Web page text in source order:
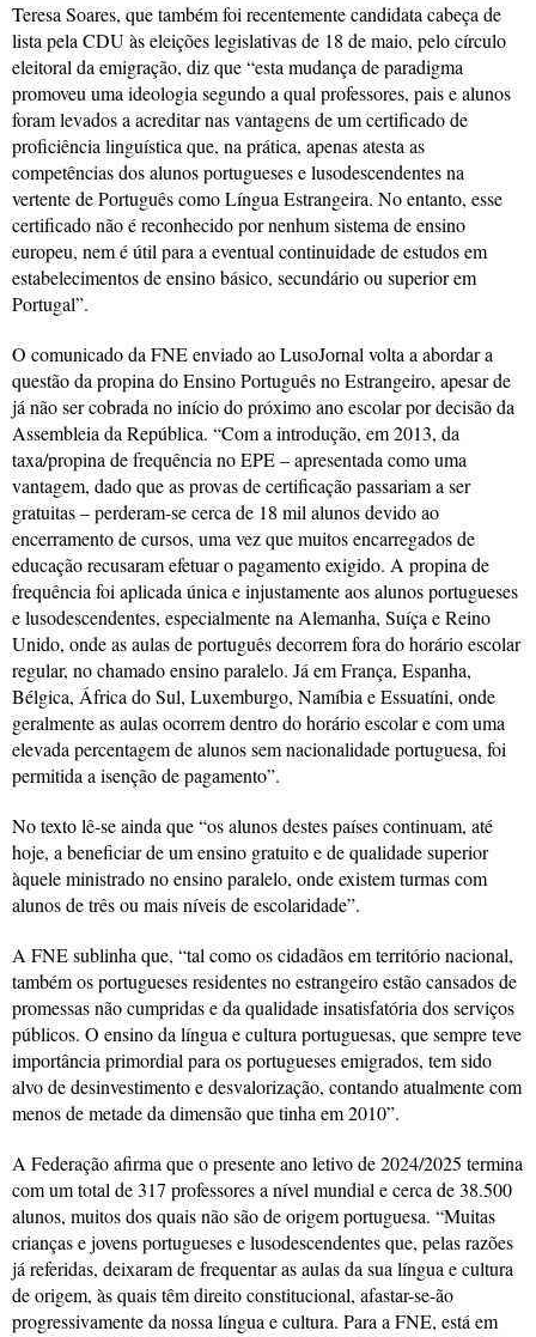
Teresa Soares, que também foi recentemente candidata cabeça de
lista pela CDU às eleições legislativas de 18 de maio, pelo círculo
eleitoral da emigração, diz que “esta mudança de paradigma
promoveu uma ideologia segundo a qual professores, pais e alunos
foram levados a acreditar nas vantagens de um certificado de
proficiência linguística que, na prática, apenas atesta as
competências dos alunos portugueses e lusodescendentes na
vertente de Português como Língua Estrangeira. No entanto, esse
certificado não é reconhecido por nenhum sistema de ensino
europeu, nem é útil para a eventual continuidade de estudos em
estabelecimentos de ensino básico, secundário ou superior em
Portugal”.
O comunicado da FNE enviado ao LusoJornal volta a abordar a
questão da propina do Ensino Português no Estrangeiro, apesar de
já não ser cobrada no início do próximo ano escolar por decisão da
Assembleia da República. “Com a introdução, em 2013, da
taxa/propina de frequência no EPE – apresentada como uma
vantagem, dado que as provas de certificação passariam a ser
gratuitas – perderam-se cerca de 18 mil alunos devido ao
encerramento de cursos, uma vez que muitos encarregados de
educação recusaram efetuar o pagamento exigido. A propina de
frequência foi aplicada única e injustamente aos alunos portugueses
e lusodescendentes, especialmente na Alemanha, Suíça e Reino
Unido, onde as aulas de português decorrem fora do horário escolar
regular, no chamado ensino paralelo. Já em França, Espanha,
Bélgica, África do Sul, Luxemburgo, Namíbia e Essuatíni, onde
geralmente as aulas ocorrem dentro do horário escolar e com uma
elevada percentagem de alunos sem nacionalidade portuguesa, foi
permitida a isenção de pagamento”.
No texto lê-se ainda que “os alunos destes países continuam, até
hoje, a beneficiar de um ensino gratuito e de qualidade superior
àquele ministrado no ensino paralelo, onde existem turmas com
alunos de três ou mais níveis de escolaridade”.
A FNE sublinha que, “tal como os cidadãos em território nacional,
também os portugueses residentes no estrangeiro estão cansados de
promessas não cumpridas e da qualidade insatisfatória dos serviços
públicos. O ensino da língua e cultura portuguesas, que sempre teve
importância primordial para os portugueses emigrados, tem sido
alvo de desinvestimento e desvalorização, contando atualmente com
menos de metade da dimensão que tinha em 2010”.
A Federação afirma que o presente ano letivo de 2024/2025 termina
com um total de 317 professores a nível mundial e cerca de 38.500
alunos, muitos dos quais não são de origem portuguesa. “Muitas
crianças e jovens portugueses e lusodescendentes que, pelas razões
já referidas, deixaram de frequentar as aulas da sua língua e cultura
de origem, às quais têm direito constitucional, afastar-se-ão
progressivamente da nossa língua e cultura. Para a FNE, está em